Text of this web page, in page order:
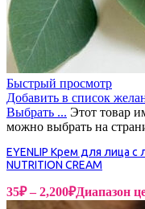
Быстрый просмотр
Добавить в список
Выбрать ... Этот товар
можно выбрать на
EYENLIP Крем для лица
NUTRITION CREAM
35₽ – 2,200₽Диапазон